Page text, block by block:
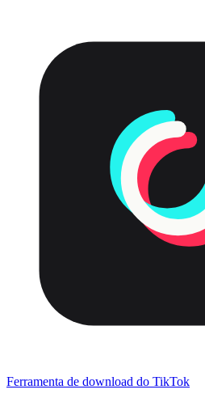
Ferramenta de download do TikTok